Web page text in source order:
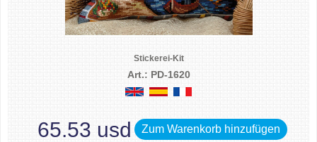
Stickerei-Kit
Art.: PD-1620
65.53 usd Zum Warenkorb hinzufügen